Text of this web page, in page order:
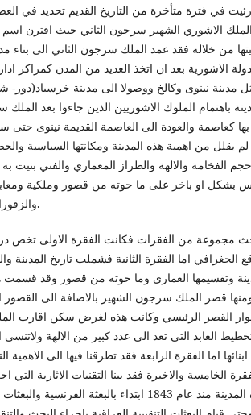
في فترة متأخرة من التاريخ القديم تحديد في
الاشوري الشهير سرجون الثاني حيث اقترن اسم
من خلاله فقد عمد الملك سرجون الثاني الى بناء
الاشورية بعد ان اتخذ العديد من المدن كمراكز
مدينة نينوى وكالخ ووصولا الى مدينة خرسباد(دور-
باهتمام الملوك الاشوريين الذين جاءوا بعد
كعاصمة والعودة الى العاصمة القديمة نينوى حتى
لم يقلل من اهمية هذه المدينة ومكانتها السياسية
حجم الفخامة والالهة والطراز المعماري والفني بنيت به
بشكل او باخر على ما حوته من قصور وملكية
والزقورات العظيمة.
مجموعة من الفقرات فكانت الفقرة الاولى تخص
اما الفقرة الثانية فشملت تاريخ المدينة
وتقسيمها العماري وما حوته من قصور وقد قسمت
قصر الملك سرجون الشهير بالاضافة الى القصور
القصر الرئيسي وكانت هذه لغرض سكن اقارب
العابد التي تعد الى عدد كبير من الالهة ولاتنسى
اما الفقرة الرابعة فقد تطرقنا فيها الى الاهمية
الخامسة والاخيرة فقد بينا التقنيات الاثارية التي
التقنية في هذه المدينة منذ عام 1843 ابتداء بالبعثة